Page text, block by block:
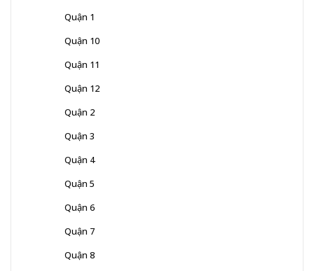
Quận 1
Quận 10
Quận 11
Quận 12
Quận 2
Quận 3
Quận 4
Quận 5
Quận 6
Quận 7
Quận 8